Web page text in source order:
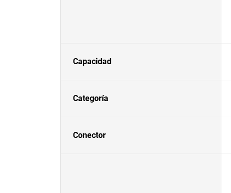
Capacidad
Categoría
Conector